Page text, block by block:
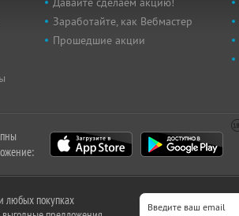
Заработайте, как Вебмастер
Прошедшие акции
любых покупках